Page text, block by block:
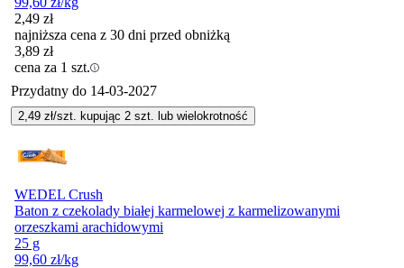
2,49 zł
najniższa cena z 30 dni przed obniżką
3,89 zł
cena za 1 szt.
Przydatny do 14-03-2027
2,49 zł/szt. kupując 2 szt. lub wielokrotność
WEDEL Crush
Baton z czekolady białej karmelowej z karmelizowanymi
orzeszkami arachidowymi
25 g
99,60 zł/kg